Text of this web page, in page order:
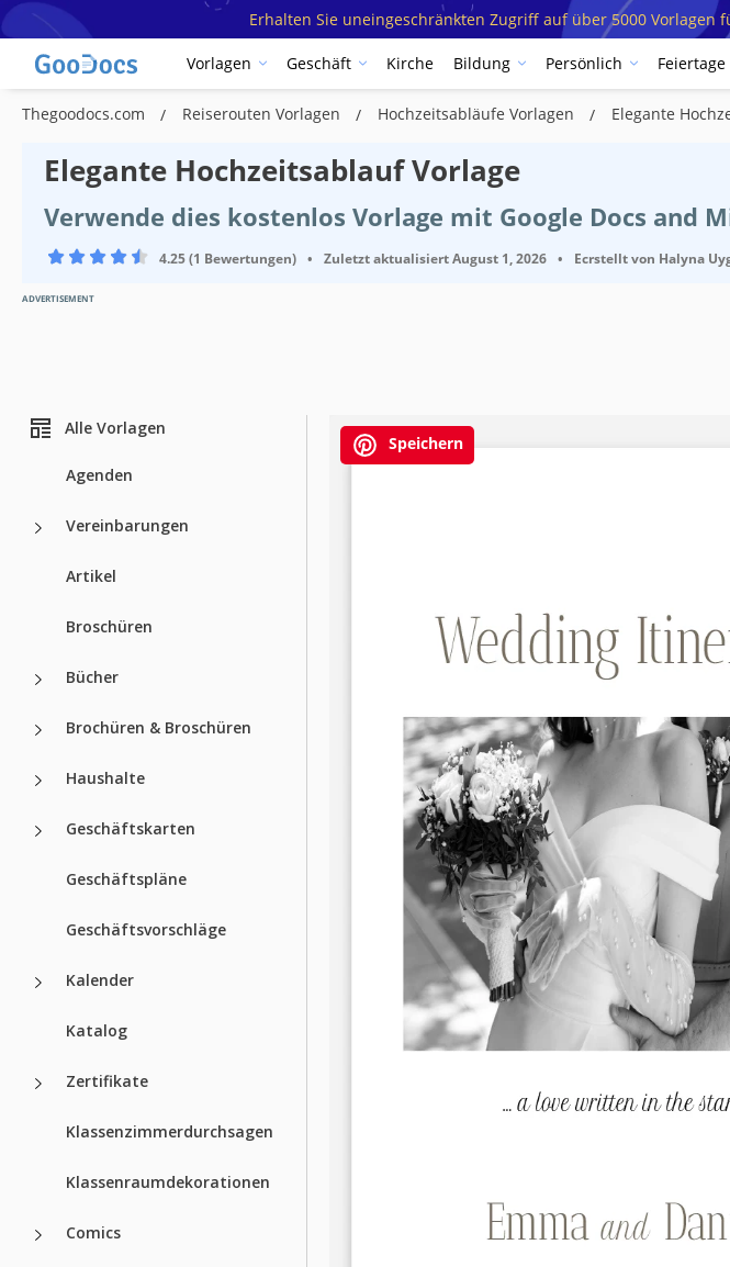
Erhalten Sie uneingeschränkten Zugriff auf über 5000 Vorlagen
Vorlagen Geschäft Kirche Bildung Persönlich Feiertage
Thegoodocs.com Reiserouten Vorlagen Hochzeitsabläufe Vorlagen Elegante
Elegante Hochzeitsablauf Vorlage
Verwende dies kostenlos Vorlage mit Google Docs and
4.25 (1 Bewertungen) • Zuletzt aktualisiertAugust 1, 2026 • Ecrstellt von Halyna
ADVERTISEMENT
Alle Vorlagen
Agenden
Vereinbarungen
Artikel
Broschüren
Bücher
Brochüren & Broschüren
Haushalte
Geschäftskarten
Geschäftspläne
Geschäftsvorschläge
Kalender
Katalog
Zertifikate
Klassenzimmerdurchsagen
Klassenraumdekorationen
Comics
Speichern